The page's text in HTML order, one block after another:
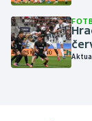
Parasport
Plavání